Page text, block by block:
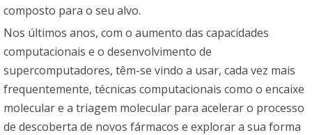
composto para o seu alvo.
Nos últimos anos, com o aumento das capacidades
computacionais e o desenvolvimento de
supercomputadores, têm-se vindo a usar, cada vez mais
frequentemente, técnicas computacionais como o encaixe
molecular e a triagem molecular para acelerar o processo
de descoberta de novos fármacos e explorar a sua forma